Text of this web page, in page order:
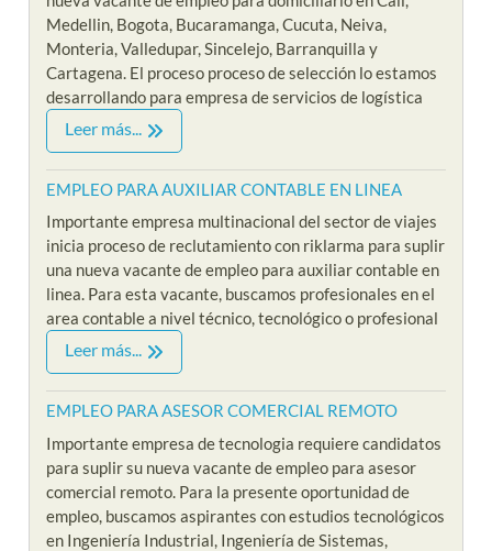
Medellin, Bogota, Bucaramanga, Cucuta, Neiva,
Monteria, Valledupar, Sincelejo, Barranquilla y
Cartagena. El proceso proceso de selección lo estamos
desarrollando para empresa de servicios de logística
Leer más...
EMPLEO PARA AUXILIAR CONTABLE EN LINEA
Importante empresa multinacional del sector de viajes
inicia proceso de reclutamiento con riklarma para suplir
una nueva vacante de empleo para auxiliar contable en
linea. Para esta vacante, buscamos profesionales en el
area contable a nivel técnico, tecnológico o profesional
Leer más...
EMPLEO PARA ASESOR COMERCIAL REMOTO
Importante empresa de tecnologia requiere candidatos
para suplir su nueva vacante de empleo para asesor
comercial remoto. Para la presente oportunidad de
empleo, buscamos aspirantes con estudios tecnológicos
en Ingeniería Industrial, Ingeniería de Sistemas,